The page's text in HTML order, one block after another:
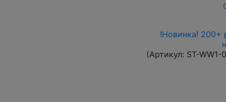
!Новинка! 200+
(Артикул: ST-